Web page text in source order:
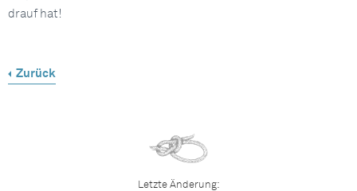
drauf hat!
Zurück
Letzte Änderung: